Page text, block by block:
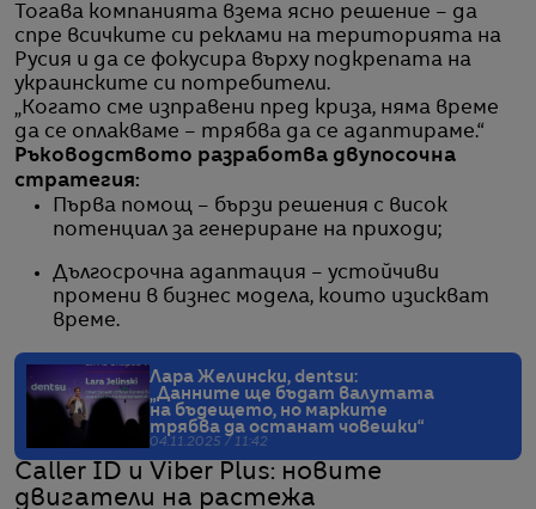
Тогава компанията взема ясно решение – да
спре всичките си реклами на територията на
Русия и да се фокусира върху подкрепата на
украинските си потребители.
„Когато сме изправени пред криза, няма време
да се оплакваме – трябва да се адаптираме.“
Ръководството разработва двупосочна
стратегия:
Първа помощ – бързи решения с висок
потенциал за генериране на приходи;
Дългосрочна адаптация – устойчиви
промени в бизнес модела, които изискват
време.
Лара Желински, dentsu:
„Данните ще бъдат валутата
на бъдещето, но марките
трябва да останат човешки“
04.11.2025 / 11:42
Caller ID и Viber Plus: новите
двигатели на растежа